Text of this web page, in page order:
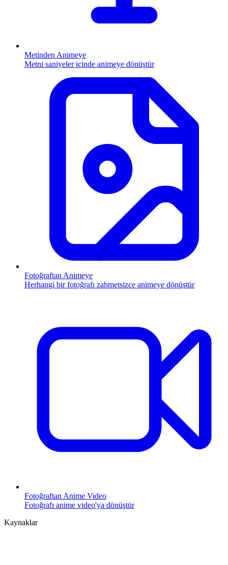
Metinden Animeye
Metni saniyeler içinde animeye dönüştür
Fotoğraftan Animeye
Herhangi bir fotoğrafı zahmetsizce animeye dönüştür
Fotoğraftan Anime Video
Fotoğrafı anime video'ya dönüştür
Kaynaklar